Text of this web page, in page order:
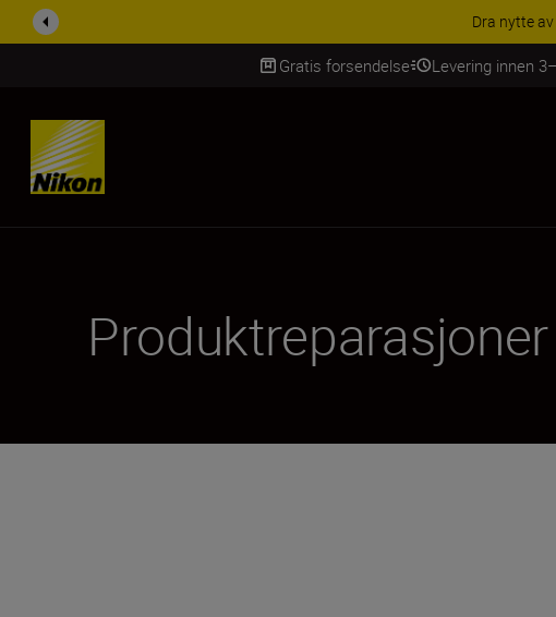
ACCESSORY
Gratis forsendelse Levering innen
Skip Content
Produktreparasjoner